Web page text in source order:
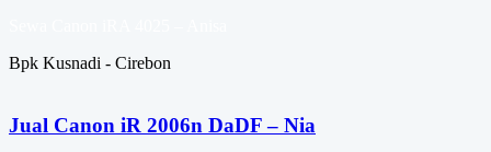
Bpk Kusnadi - Cirebon
Jual Canon iR 2006n DaDF – Nia